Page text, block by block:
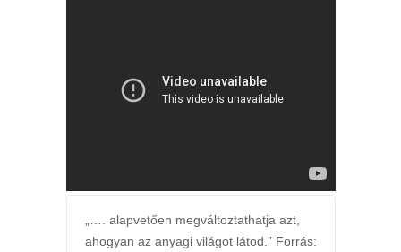
„…. alapvetően megváltoztathatja azt,
ahogyan az anyagi világot látod.” Forrás: